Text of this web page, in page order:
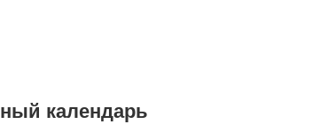
календарь